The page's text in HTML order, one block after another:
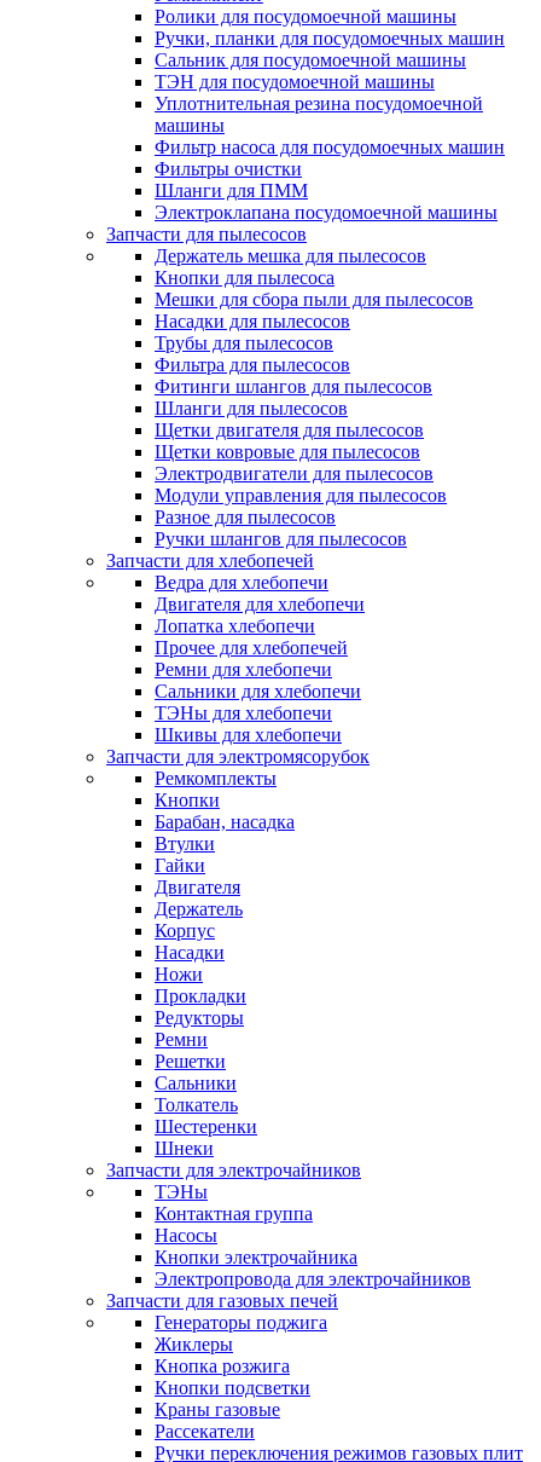
Ролики для посудомоечной машины
Ручки, планки для посудомоечных машин
Сальник для посудомоечной машины
ТЭН для посудомоечной машины
Уплотнительная резина посудомоечной
машины
Фильтр насоса для посудомоечных машин
Фильтры очистки
Шланги для ПММ
Электроклапана посудомоечной машины
Запчасти для пылесосов
Держатель мешка для пылесосов
Кнопки для пылесоса
Мешки для сбора пыли для пылесосов
Насадки для пылесосов
Трубы для пылесосов
Фильтра для пылесосов
Фитинги шлангов для пылесосов
Шланги для пылесосов
Щетки двигателя для пылесосов
Щетки ковровые для пылесосов
Электродвигатели для пылесосов
Модули управления для пылесосов
Разное для пылесосов
Ручки шлангов для пылесосов
Запчасти для хлебопечей
Ведра для хлебопечи
Двигателя для хлебопечи
Лопатка хлебопечи
Прочее для хлебопечей
Ремни для хлебопечи
Сальники для хлебопечи
ТЭНы для хлебопечи
Шкивы для хлебопечи
Запчасти для электромясорубок
Ремкомплекты
Кнопки
Барабан, насадка
Втулки
Гайки
Двигателя
Держатель
Корпус
Насадки
Ножи
Прокладки
Редукторы
Ремни
Решетки
Сальники
Толкатель
Шестеренки
Шнеки
Запчасти для электрочайников
ТЭНы
Контактная группа
Насосы
Кнопки электрочайника
Электропровода для электрочайников
Запчасти для газовых печей
Генераторы поджига
Жиклеры
Кнопка розжига
Кнопки подсветки
Краны газовые
Рассекатели
Ручки переключения режимов газовых плит